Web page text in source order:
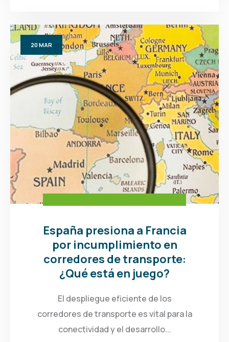
20MAR
España presiona a Francia
por incumplimiento en
corredores de transporte:
¿Qué está en juego?
El despliegue eficiente de los
corredores de transporte es vital para la
conectividad y el desarrollo...